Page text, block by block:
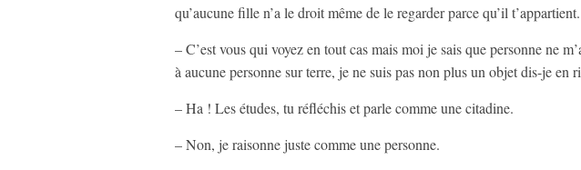
qu’aucune fille n’a le droit même de le regarder parce qu’il t’appartient.
– C’est vous qui voyez en tout cas mais moi je sais que personne ne
à aucune personne sur terre, je ne suis pas non plus un objet dis-je en
– Ha ! Les études, tu réfléchis et parle comme une citadine.
– Non, je raisonne juste comme une personne.